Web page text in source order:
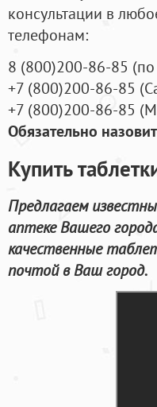
консультации в
телефонам:
8 (800)200-86-85 (
+7 (800)200-86-85 (
+7 (800)200-86-85 (
Обязательно
Купить
Предлагаем
аптеке Вашего
качественные
почтой в Ваш город.